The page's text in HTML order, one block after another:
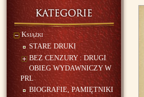
Książki
STARE DRUKI
BEZ CENZURY : DRUGI
OBIEG WYDAWNICZY W
PRL
BIOGRAFIE, PAMIĘTNIKI